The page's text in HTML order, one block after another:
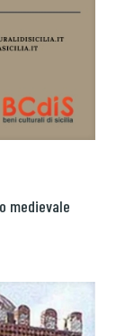
medievale